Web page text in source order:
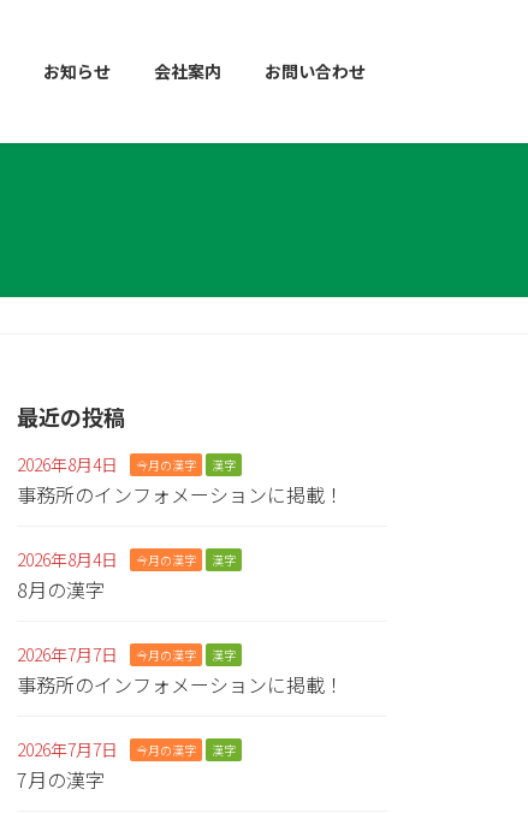
お知らせ 会社案内 お問い合わせ
最近の投稿
2026年8月4日 今月の漢字 漢字
事務所のインフォメーションに掲載！
2026年8月4日 今月の漢字 漢字
8月の漢字
2026年7月7日 今月の漢字 漢字
事務所のインフォメーションに掲載！
2026年7月7日 今月の漢字 漢字
7月の漢字